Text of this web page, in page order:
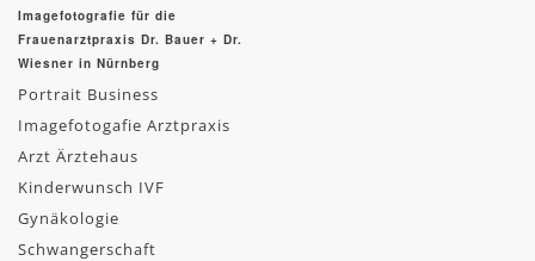
Imagefotografie für die
Frauenarztpraxis Dr. Bauer + Dr.
Wiesner in Nürnberg
Portrait Business
Imagefotogafie Arztpraxis
Arzt Ärztehaus
Kinderwunsch IVF
Gynäkologie
Schwangerschaft